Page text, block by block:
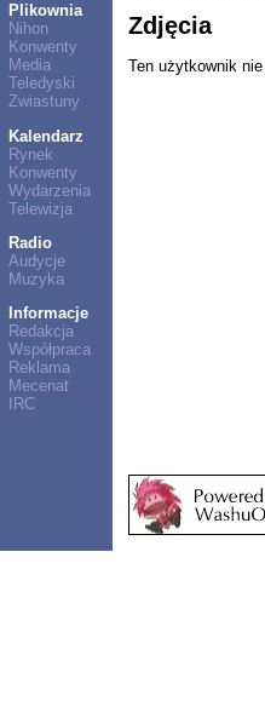
Plikownia
Nihon
Konwenty
Media
Teledyski
Zwiastuny
Kalendarz
Rynek
Konwenty
Wydarzenia
Telewizja
Radio
Audycje
Muzyka
Informacje
Redakcja
Współpraca
Reklama
Mecenat
IRC
Zdjęcia
Ten użytkownik